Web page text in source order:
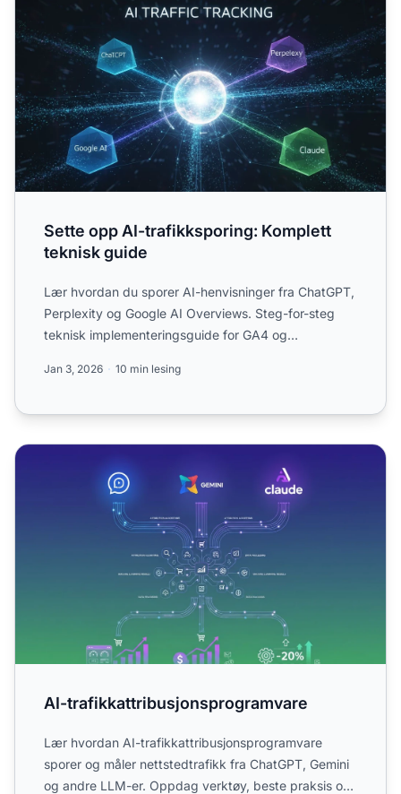
Sette opp AI-trafikksporing: Komplett
teknisk guide
Lær hvordan du sporer AI-henvisninger fra ChatGPT,
Perplexity og Google AI Overviews. Steg-for-steg
teknisk implementeringsguide for GA4 og
Jan 3, 2026 10 min lesing
AI-trafikkattribusjonsprogramvare
AI-trafikkattribusjonsprogramvare
Lær hvordan AI-trafikkattribusjonsprogramvare
sporer og måler nettstedtrafikk fra ChatGPT, Gemini
og andre LLM-er. Oppdag verktøy, beste praksis og